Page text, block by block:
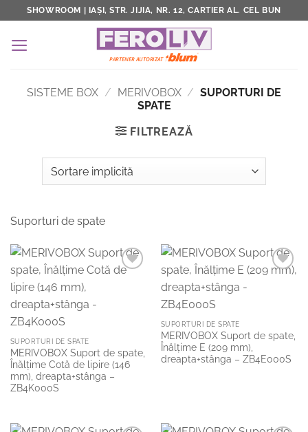
to
content
SHOWROOM | IAȘI, STR. JIJIA, NR. 12, CARTIER AL. CEL BUN
SISTEME BOX / MERIVOBOX / SUPORTURI DE
SPATE
FILTREAZĂ
Suporturi de spate
SUPORTURI DE SPATE
MERIVOBOX Suport de spate,
Înălţime Cotă de lipire (146
mm), dreapta+stânga –
ZB4K000S
SUPORTURI DE SPATE
MERIVOBOX Suport de spate,
Înălţime E (209 mm),
dreapta+stânga – ZB4E000S